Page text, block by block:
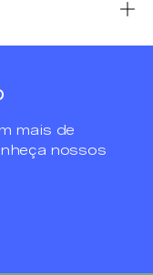
mais de
nossos